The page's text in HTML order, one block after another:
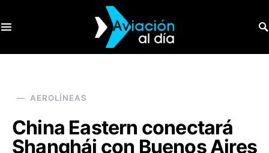
AEROLÍNEAS
China Eastern conectará
Shanghái con Buenos Aires